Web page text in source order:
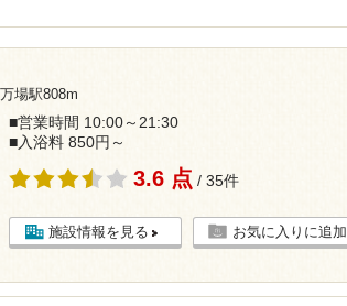
万場駅808m
■営業時間 10:00～21:30
■入浴料 850円～
3.6 点 / 35件
施設情報を見る お気に入りに追加